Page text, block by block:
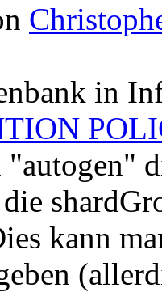
in
"autogen"
kann